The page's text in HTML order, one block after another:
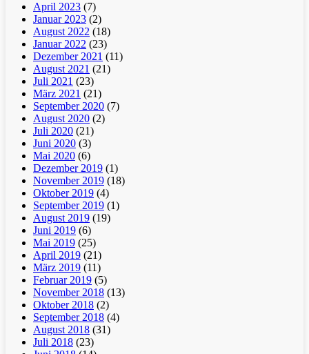
April 2023 (7)
Januar 2023 (2)
August 2022 (18)
Januar 2022 (23)
Dezember 2021 (11)
August 2021 (21)
Juli 2021 (23)
März 2021 (21)
September 2020 (7)
August 2020 (2)
Juli 2020 (21)
Juni 2020 (3)
Mai 2020 (6)
Dezember 2019 (1)
November 2019 (18)
Oktober 2019 (4)
September 2019 (1)
August 2019 (19)
Juni 2019 (6)
Mai 2019 (25)
April 2019 (21)
März 2019 (11)
Februar 2019 (5)
November 2018 (13)
Oktober 2018 (2)
September 2018 (4)
August 2018 (31)
Juli 2018 (23)